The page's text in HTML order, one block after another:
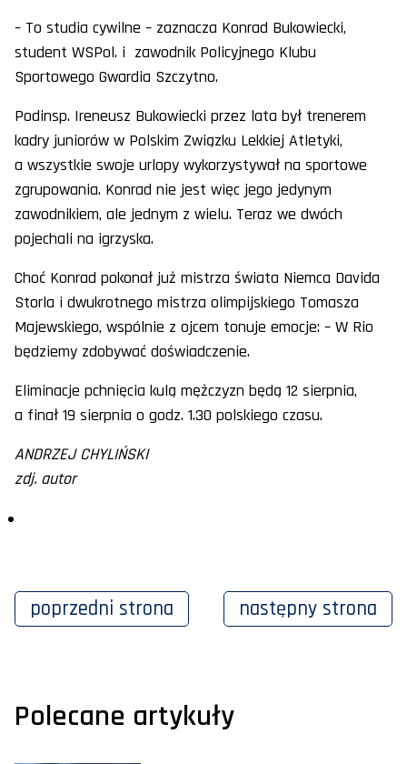
– To studia cywilne – zaznacza Konrad Bukowiecki,
student WSPol. i zawodnik Policyjnego Klubu
Sportowego Gwardia Szczytno.
Podinsp. Ireneusz Bukowiecki przez lata był trenerem
kadry juniorów w Polskim Związku Lekkiej Atletyki,
a wszystkie swoje urlopy wykorzystywał na sportowe
zgrupowania. Konrad nie jest więc jego jedynym
zawodnikiem, ale jednym z wielu. Teraz we dwóch
pojechali na igrzyska.
Choć Konrad pokonał już mistrza świata Niemca Davida
Storla i dwukrotnego mistrza olimpijskiego Tomasza
Majewskiego, wspólnie z ojcem tonuje emocje: – W Rio
będziemy zdobywać doświadczenie.
Eliminacje pchnięcia kulą mężczyzn będą 12 sierpnia,
a finał 19 sierpnia o godz. 1.30 polskiego czasu.
ANDRZEJ CHYLIŃSKI
zdj. autor
poprzedni strona następny strona
Polecane artykuły